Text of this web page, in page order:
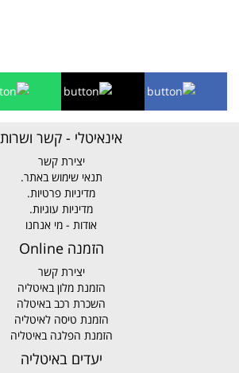
אינאיטלי - קשר ושרות
יצירת קשר
תנאי שימוש באתר.
מדיניות פרטיות.
מדיניות עוגיות.
אודות - מי אנחנו
הזמנה Online
יצירת קשר
הזמנת מלון באיטליה
השכרת רכב באיטלה
הזמנת טיסה לאיטליה
הזמנת הפלגה באיטליה
יעדים באיטליה